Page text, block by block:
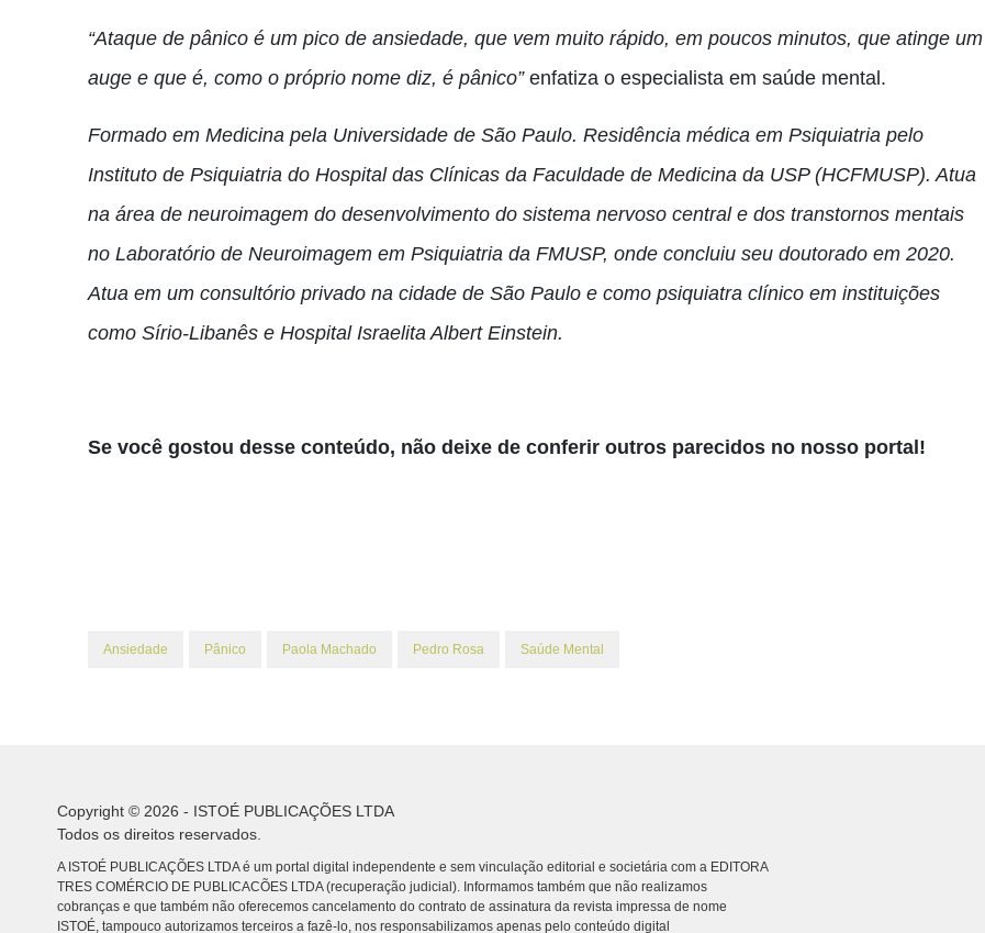
“Ataque de pânico é um pico de ansiedade, que vem muito rápido, em poucos minutos, que atinge um
auge e que é, como o próprio nome diz, é pânico” enfatiza o especialista em saúde mental.
Formado em Medicina pela Universidade de São Paulo. Residência médica em Psiquiatria pelo
Instituto de Psiquiatria do Hospital das Clínicas da Faculdade de Medicina da USP (HCFMUSP). Atua
na área de neuroimagem do desenvolvimento do sistema nervoso central e dos transtornos mentais
no Laboratório de Neuroimagem em Psiquiatria da FMUSP, onde concluiu seu doutorado em 2020.
Atua em um consultório privado na cidade de São Paulo e como psiquiatra clínico em instituições
como Sírio-Libanês e Hospital Israelita Albert Einstein.
Se você gostou desse conteúdo, não deixe de conferir outros parecidos no nosso portal!
Ansiedade Pânico Paola Machado Pedro Rosa Saúde Mental
Copyright © 2026 - ISTOÉ PUBLICAÇÕES LTDA
Todos os direitos reservados.
A ISTOÉ PUBLICAÇÕES LTDA é um portal digital independente e sem vinculação editorial e societária com a EDITORA
TRES COMÉRCIO DE PUBLICACÕES LTDA (recuperação judicial). Informamos também que não realizamos
cobranças e que também não oferecemos cancelamento do contrato de assinatura da revista impressa de nome
ISTOÉ, tampouco autorizamos terceiros a fazê-lo, nos responsabilizamos apenas pelo conteúdo digital